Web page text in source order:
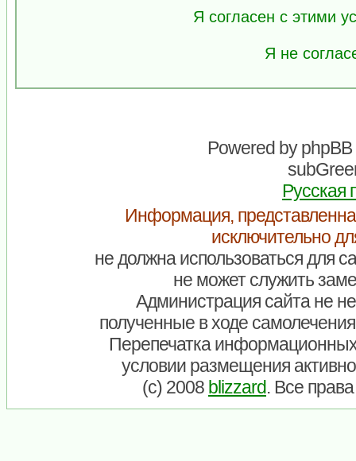
Я согласен с этими
Я не
Powered byphpBB
Русская
Информация,
исключительно
не должна использоваться для
не может служить
Администрация сайта не
полученные в ходе
Перепечатка
условии размещения
(c) 2008 blizzard. Все